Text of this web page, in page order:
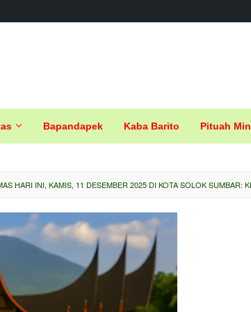
Bapandapek Kaba Barito Pituah
HARI INI, KAMIS, 11 DESEMBER 2025 DI KOTA SOLOK SUMBAR: